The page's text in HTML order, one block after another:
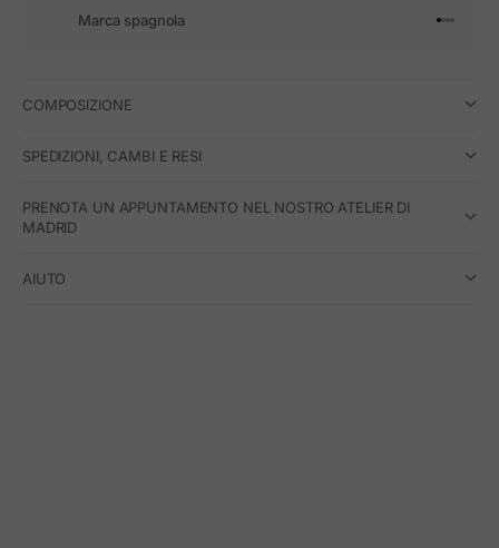
Marca spagnola Vai
Vai
Vai
Vai
COMPOSIZIONE
SPEDIZIONI, CAMBI E RESI
PRENOTA UN APPUNTAMENTO NEL NOSTRO ATELIER DI
MADRID
AIUTO